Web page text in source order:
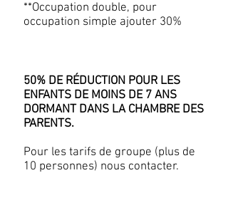
**Occupation double, pour
occupation simple ajouter 30%​
50% DE RÉDUCTION POUR LES
ENFANTS DE MOINS DE 7 ANS
DORMANT DANS LA CHAMBRE DES
PARENTS.
Pour les tarifs de groupe (plus de
10 personnes) nous contacter.